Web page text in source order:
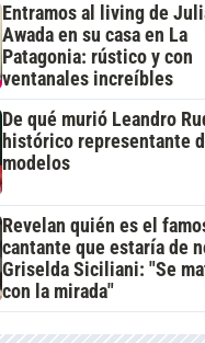
Entramos al living de
Awada en su casa en La
Patagonia: rústico y con
ventanales increíbles
De qué murió Leandro
histórico representante
modelos
Revelan quién es el
cantante que estaría de
Griselda Siciliani: "Se
con la mirada"